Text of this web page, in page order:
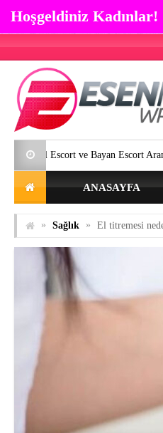
Hoşgeldiniz Kadınlar!
ve Bayan Escort Aramalarınıza
ANASAYFA
» Sağlık » El titremesi